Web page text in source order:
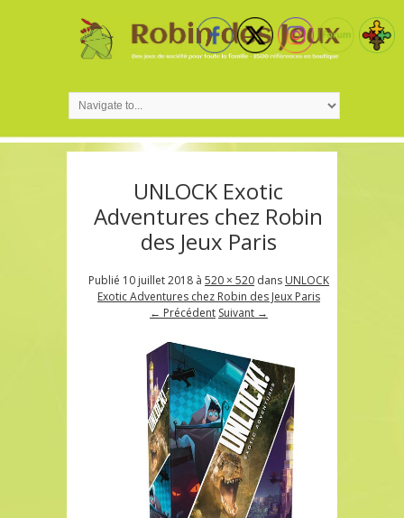
UNLOCK Exotic
Adventures chez Robin
des Jeux Paris
Publié 10 juillet 2018à 520 × 520dans UNLOCK
Exotic Adventures chez Robin des Jeux Paris
← Précédent Suivant →